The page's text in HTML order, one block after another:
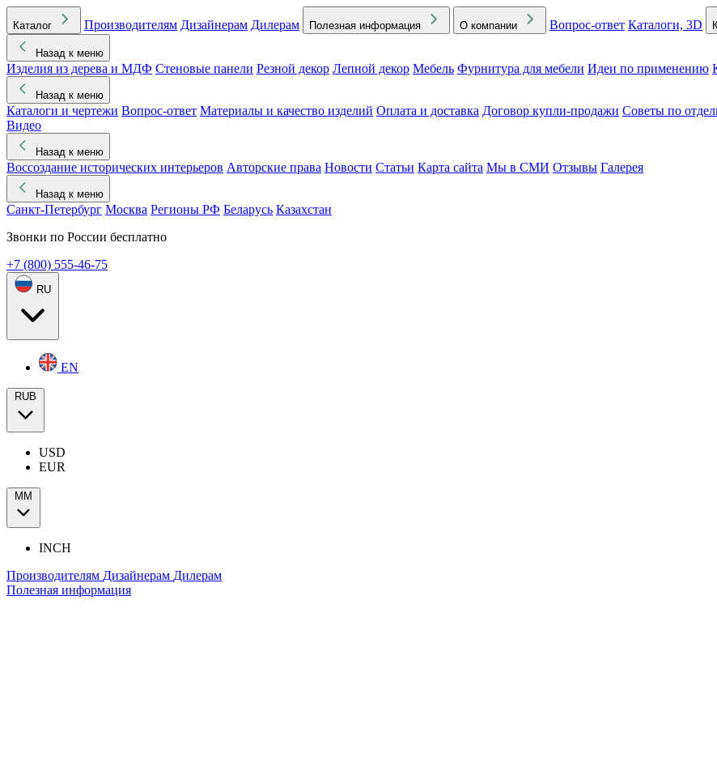
Каталог Производителям Дизайнерам Дилерам Полезная информация О компании Вопрос-ответ Каталоги, 3D
Назад к меню
Изделия из дерева и МДФ Стеновые панели Резной декор Лепной декор Мебель Фурнитура для мебели Идеи по применению
Назад к меню
Каталоги и чертежи Вопрос-ответ Материалы и качество изделий Оплата и доставка Договор купли-продажи Советы по
Видео
Назад к меню
Воссоздание исторических интерьеров Авторские права Новости Статьи Карта сайта Мы в СМИ Отзывы Галерея
Назад к меню
Санкт-Петербург Москва Регионы РФ Беларусь Казахстан
Звонки по России бесплатно
+7 (800) 555-46-75
RU
EN
RUB
USD
EUR
ММ
INCH
Производителям Дизайнерам Дилерам
Полезная информация